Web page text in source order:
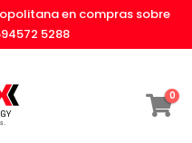
en compras sobre
5288
0